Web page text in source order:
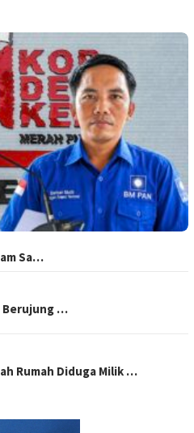
Sa…
Berujung …
Rumah Diduga Milik …